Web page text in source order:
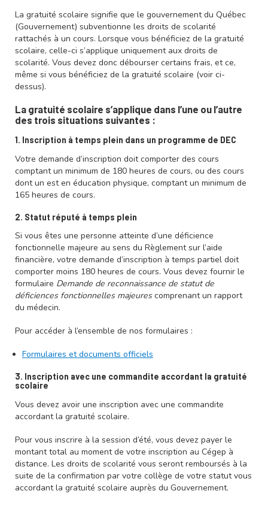
La gratuité scolaire signifie que le gouvernement du Québec
(Gouvernement) subventionne les droits de scolarité
rattachés à un cours. Lorsque vous bénéficiez de la gratuité
scolaire, celle-ci s’applique uniquement aux droits de
scolarité. Vous devez donc débourser certains frais, et ce,
même si vous bénéficiez de la gratuité scolaire (voir ci-
dessus).
La gratuité scolaire s’applique dans l’une ou l’autre
des trois situations suivantes :
1. Inscription à temps plein dans un programme de DEC
Votre demande d’inscription doit comporterdes cours
comptant un minimum de 180 heures de cours, ou des cours
dont un est en éducation physique, comptant un minimum de
165 heures de cours.
2. Statut réputé à temps plein
Si vous êtes une personne atteinte d’une déficience
fonctionnelle majeure au sens du Règlement sur l’aide
financière, votre demande d’inscription à temps partiel doit
comporter moins 180 heures de cours. Vous devez fournir le
formulaire Demande de reconnaissance de statut de
déficiences fonctionnelles majeurescomprenant un rapport
du médecin.
Pour accéder à l’ensemble de nos formulaires :
Formulaires et documents officiels
3. Inscription avec une commandite accordant la gratuité
scolaire
Vous devez avoir une inscription avec une commandite
accordant la gratuité scolaire.
Pour vous inscrire à la session d’été, vous devez payer le
montant total au moment de votre inscription au Cégep à
distance. Les droits de scolarité vous seront remboursés à la
suite de la confirmation par votre collège de votre statut vous
accordant la gratuité scolaire auprès duGouvernement.